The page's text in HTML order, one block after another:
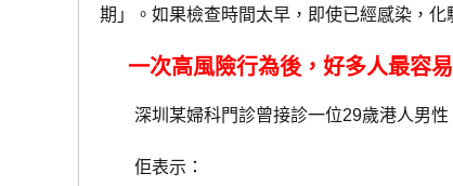
期」。如果檢查時間太早，即使已經感染，化
一次高風險行為後，好多人最容
深圳某婦科門診曾接診一位29歲港人男性
佢表示：